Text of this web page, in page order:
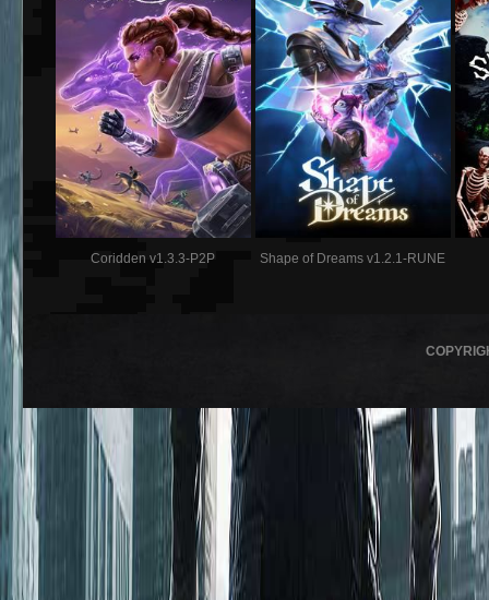
Coridden v1.3.3-P2P Shape of Dreams v1.2.1-RUNE